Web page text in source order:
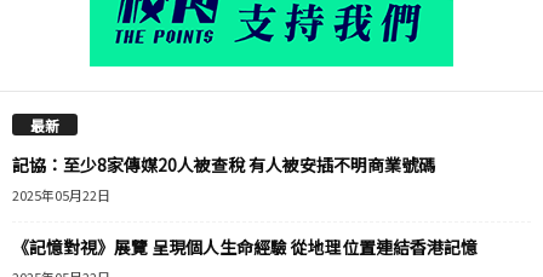
最新
記協：至少8家傳媒20人被查稅 有人被安插不明商業號碼
2025年05月22日
《記憶對視》展覽 呈現個人生命經驗 從地理位置連結香港記憶